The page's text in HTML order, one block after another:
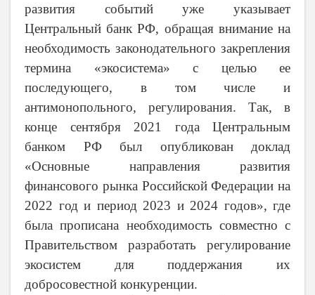
развития событий уже указывает
Центральный банк РФ, обращая внимание на
необходимость законодательного закрепления
термина «экосистема» с целью ее
последующего, в том числе и
антимонопольного, регулирования.
Так, в
конце сентября 2021 года Центральным
банком РФ был опубликован доклад
«Основные направления развития
финансового рынка Российской Федерации на
2022 год и период 2023 и 2024 годов», где
была прописана необходимость совместно с
Правительством разработать регулирование
экосистем для поддержания их
добросовестной конкуренции.